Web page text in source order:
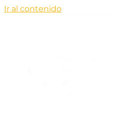
Ir al contenido